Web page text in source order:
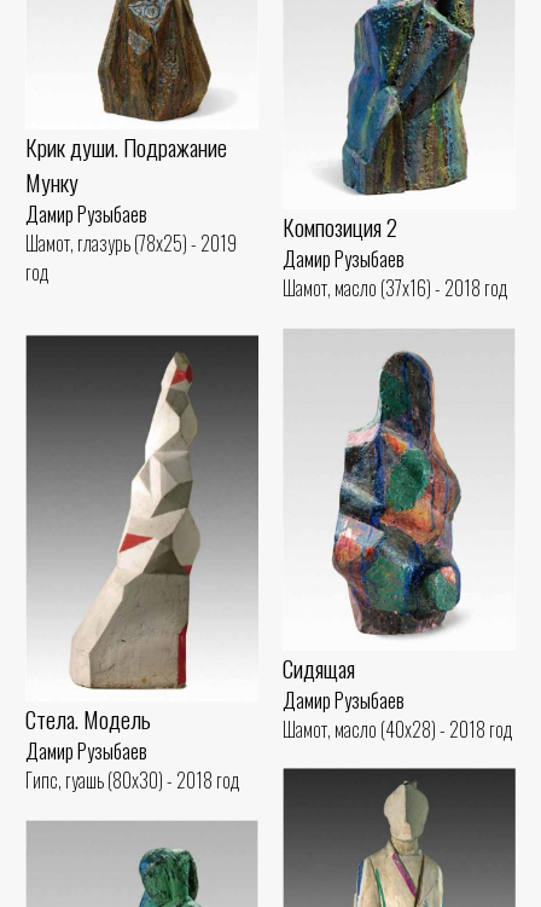
Крик души. Подражание
Мунку
Дамир Рузыбаев
Шамот, глазурь (78x25) - 2019
год
Композиция 2
Дамир Рузыбаев
Шамот, масло (37x16) - 2018 год
Сидящая
Дамир Рузыбаев
Шамот, масло (40x28) - 2018 год
Стела. Модель
Дамир Рузыбаев
Гипс, гуашь (80x30) - 2018 год